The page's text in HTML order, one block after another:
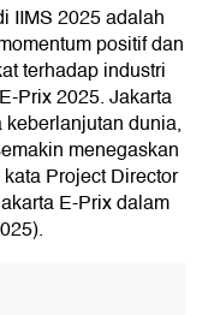
IIMS 2025 adalah
positif dan
terhadap industri
Prix 2025. Jakarta
dunia,
menegaskan
Project Director
E-Prix dalam